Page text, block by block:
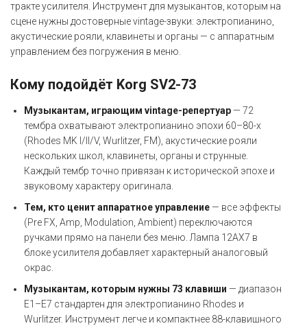
тракте усилителя. Инструмент для музыкантов, которым на
сцене нужны достоверные vintage-звуки: электропианино,
акустические рояли, клавинеты и органы — с аппаратным
управлением без погружения в меню.
Кому подойдёт Korg SV2-73
Музыкантам, играющим vintage-репертуар — 72
тембра охватывают электропианино эпохи 60–80-х
(Rhodes MK I/II/V, Wurlitzer, FM), акустические рояли
нескольких школ, клавинеты, органы и струнные.
Каждый тембр точно привязан к исторической эпохе и
звуковому характеру оригинала.
Тем, кто ценит аппаратное управление — все эффекты
(Pre FX, Amp, Modulation, Ambient) переключаются
ручками прямо на панели без меню. Лампа 12AX7 в
блоке усилителя добавляет характерный аналоговый
окрас.
Музыкантам, которым нужны 73 клавиши — диапазон
E1–E7 стандартен для электропианино Rhodes и
Wurlitzer. Инструмент легче и компактнее 88-клавишного